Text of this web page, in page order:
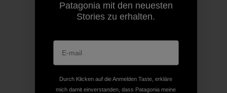
Patagonia mit den neuesten
Stories zu erhalten.
Durch Klicken auf die Anmelden Taste, erkläre
mich damit einverstanden, dass Patagonia meine